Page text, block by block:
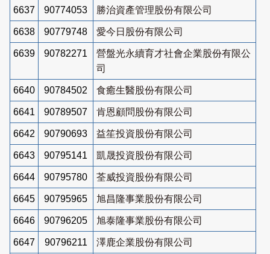
6637 90774053 勝治資產管理股份有限公司
6638 90779748 愛今日股份有限公司
6639 90782271
營盤光永續育才社會企業股份有限公
司
6640 90784502 食癒生醫股份有限公司
6641 90789507 肯恩顧問股份有限公司
6642 90790693 益笙投資股份有限公司
6643 90795141 凱晟投資股份有限公司
6644 90795780 荃威投資股份有限公司
6645 90795965 旭昌隆事業股份有限公司
6646 90796205 旭泰隆事業股份有限公司
6647 90796211 澤鹿企業股份有限公司